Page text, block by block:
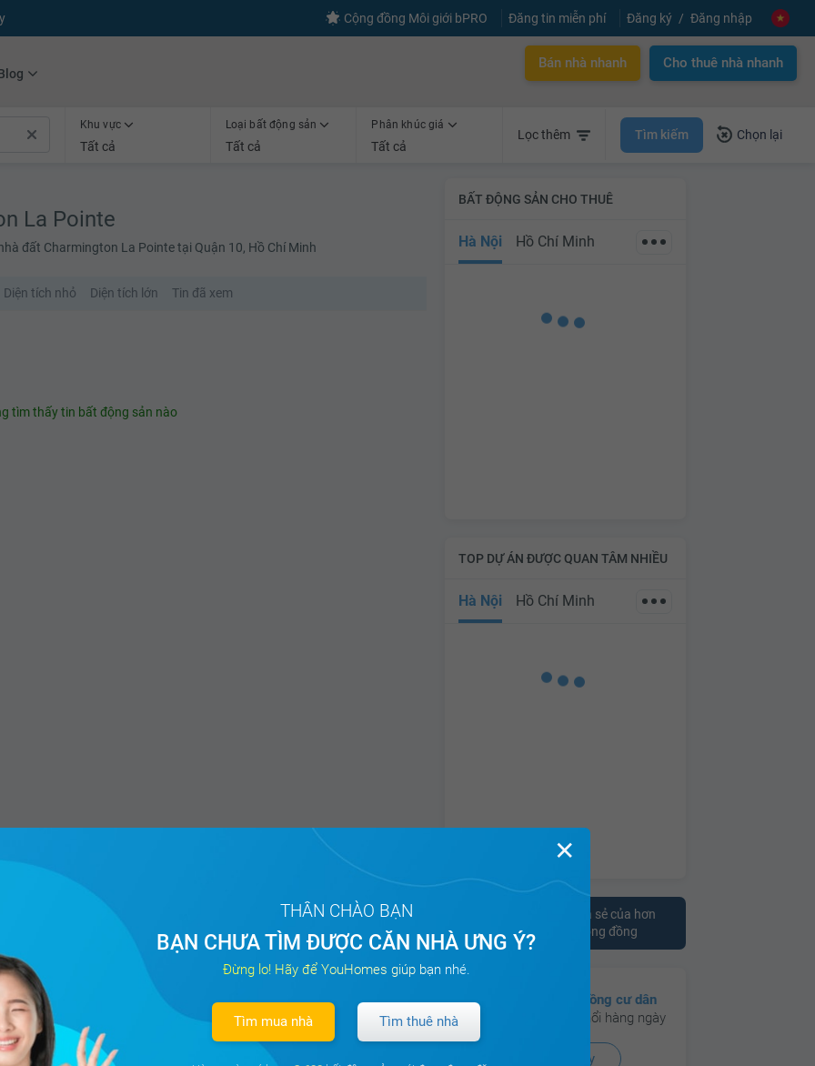
Cộng đồng Môi giới bPRO Đăng tin miễn phí Đăng ký Đăng nhập
Bán nhà nhanh Cho thuê nhà nhanh
Khu vực
Tất cả
Loại bất động sản
Tất cả
Phân khúc giá
Tất cả
Lọc thêm Tìm kiếm Chọn lại
La Pointe
đất Charmington La Pointe tại Quận 10, Hồ Chí Minh
Diện tích nhỏ Diện tích lớn Tin đã xem
tìm thấy tin bất động sản nào
BẤT ĐỘNG SẢN CHO THUÊ
Hà Nội Hồ Chí Minh
TOP DỰ ÁN ĐƯỢC QUAN TÂM NHIỀU
Hà Nội Hồ Chí Minh
Tham khảo ý kiến chia sẻ của hơn
10.000 cư dân trên cộng đồng
Có hơn
130 cộng đồng cư dân
đang hoạt động sôi nổi hàng ngày
Xem ngay
✕
THÂN CHÀO BẠN
BẠN CHƯA TÌM ĐƯỢC CĂN NHÀ ƯNG Ý?
Đừng lo! Hãy để YouHomes giúp bạn nhé.
Tìm mua nhà Tìm thuê nhà